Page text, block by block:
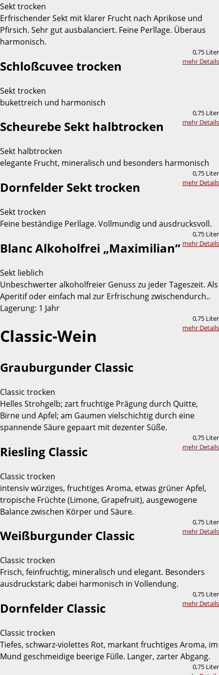
Sekt trocken
Erfrischender Sekt mit klarer Frucht nach Aprikose und
Pfirsich. Sehr gut ausbalanciert. Feine Perllage. Überaus
harmonisch.
0,75 Liter
mehr Details
Schloßcuvee trocken
Sekt trocken
bukettreich und harmonisch
0,75 Liter
mehr Details
Scheurebe Sekt halbtrocken
Sekt halbtrocken
elegante Frucht, mineralisch und besonders harmonisch
0,75 Liter
mehr Details
Dornfelder Sekt trocken
Sekt trocken
Feine beständige Perllage. Vollmundig und ausdrucksvoll.
0,75 Liter
mehr Details
Blanc Alkoholfrei „Maximilian“
Sekt lieblich
Unbeschwerter alkoholfreier Genuss zu jeder Tageszeit. Als
Aperitif oder einfach mal zur Erfrischung zwischendurch..
Lagerung: 1 Jahr
0,75 Liter
mehr Details
Classic-Wein
Grauburgunder Classic
Classic trocken
Helles Strohgelb; zart fruchtige Prägung durch Quitte,
Birne und Apfel; am Gaumen vielschichtig durch eine
spannende Säure gepaart mit dezenter Süße.
0,75 Liter
mehr Details
Riesling Classic
Classic trocken
intensiv würziges, fruchtiges Aroma, etwas grüner Apfel,
tropische Früchte (Limone, Grapefruit), ausgewogene
Balance zwischen Körper und Säure.
0,75 Liter
mehr Details
Weißburgunder Classic
Classic trocken
Frisch, feinfruchtig, mineralisch und elegant. Besonders
ausdruckstark; dabei harmonisch in Vollendung.
0,75 Liter
mehr Details
Dornfelder Classic
Classic trocken
Tiefes, schwarz-violettes Rot, markant fruchtiges Aroma, im
Mund geschmeidige beerige Fülle. Langer, zarter Abgang.
0,75 Liter